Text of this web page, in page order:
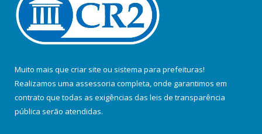
Muito mais que criar site ou sistema para prefeituras!
Realizamos uma assessoria completa, onde garantimos em
contrato que todas as exigências das leis de transparência
pública serão atendidas.